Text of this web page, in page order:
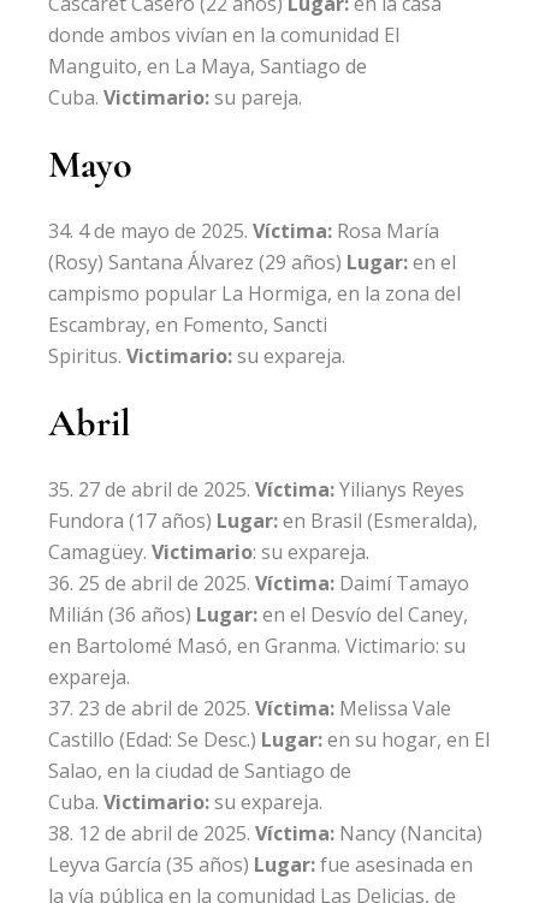
donde ambos vivían en la comunidad El
Manguito, en La Maya, Santiago de
Cuba.Victimario:su pareja.
Mayo
4 de mayo de 2025.Víctima: Rosa María
(Rosy) Santana Álvarez (29 años) Lugar:en el
campismo popular La Hormiga, en la zona del
Escambray, en Fomento, Sancti
Spiritus.Victimario:su expareja.
Abril
27 de abril de 2025.Víctima:Yilianys Reyes
Fundora (17 años) Lugar:en Brasil (Esmeralda),
Camagüey.Victimario: su expareja.
25 de abril de 2025.Víctima: Daimí Tamayo
Milián (36 años) Lugar:en el Desvío del Caney,
en Bartolomé Masó, en Granma. Victimario: su
expareja.
23 de abril de 2025.Víctima: Melissa Vale
Castillo (Edad: Se Desc.) Lugar:en su hogar, en El
Salao, en la ciudad de Santiago de
Cuba.Victimario:su expareja.
12 de abril de 2025.Víctima: Nancy (Nancita)
Leyva García (35 años) Lugar:fue asesinada en
la vía pública en la comunidad Las Delicias, de